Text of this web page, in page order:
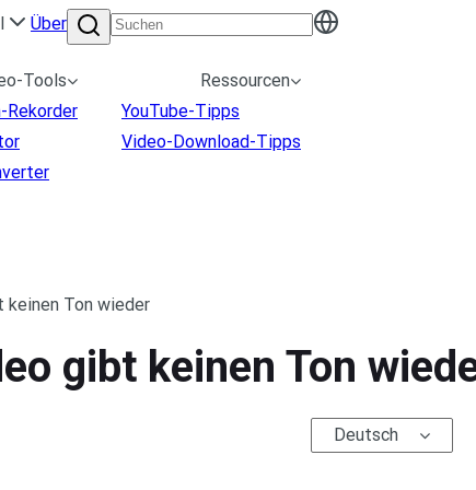
Über
Tools
Rekorder
Ressourcen
YouTube-Tipps
Video-Download-Tipps
keinen Ton wieder
gibt keinen Ton
Deutsch